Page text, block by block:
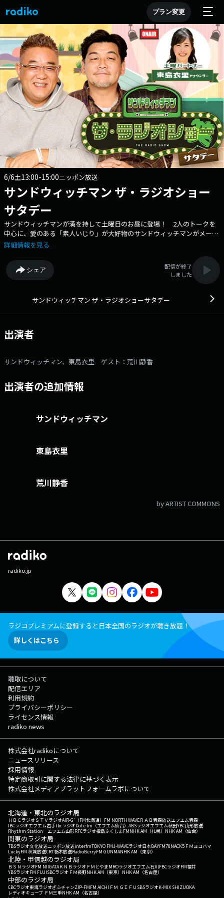
プラン変更
6/6土13:00-15:00ニッポン放送
サンドウィッチマン ザ・ラジオショー
サタデー
サンドウィッチマンが満を持して土曜日のお昼に登場！ 2人のトークを
中心に、愛のある「素人いじり」が大好物のサンドウィッチマンがメール
やSNSを上手に料理しながら、「笑い」という「癒し」をお届けしま
sand@1242.com 番組ホームページはこちら twitterハッシュタグ
は「#サンドラジオショー」twitterアカウントは「@sandradioshow」
詳細情報を見る
シェア
配信が終了
しました
サンドウィッチマン ザ・ラジオショーサタデー
出演者
サンドウィッチマン、東島衣里 ゲスト：荒川静香
出演者の追加情報
サンドウィッチマン
東島衣里
荒川静香
by ARTIST COMMONS
radiko.jp
ラジコプレミアムに登録すると日本全国のラジオが聴き放題！
詳しくはこちら
聴取について
配信エリア
利用規約
プライバシーポリシー
ライセンス情報
radiko news
株式会社radikoについて
ニュースリリース
採用情報
特定商取引に関する法律に基づく表示
株式会社メディアプラットフォームラボについて
北海道・東北のラジオ局
ＨＢＣラジオＳＴＶラジオAIR-G'（FM北海道） FM NORTH WAVEＲＡＢ青森放送エフエム青森
IBCラジオエフエム岩手tbcラジオDate fm（エフエム仙台） ABSラジオエフエム秋田YBC山形放送
Rhythm Station エフエム山形RFCラジオ福島ふくしまFMNHK AM（札幌） NHK AM（仙台）
関東のラジオ局
TBSラジオ文化放送ニッポン放送interfmTOKYO FMJ-WAVEラジオ日本BAYFM78NACK5 ＦＭヨコハマ
LuckyFM 茨城放送CRT栃木放送RadioBerryFM GUNMANHK AM（東京）
北陸・甲信越のラジオ局
ＢＳＮラジオFM NIIGATAＫＮＢラジオ ＦＭとやまMROラジオエフエム石川FBCラジオFM福井
YBSラジオFM FUJISBCラジオ ＦＭ長野NHK AM（東京） NHK AM（名古屋）
中部のラジオ局
CBCラジオ東海ラジオぎふチャンZIP-FMFM AICHI ＦＭ ＧＩＦＵ SBSラジオK-MIX SHIZUOKA
レディオキューブ ＦＭ三重NHK AM（名古屋）